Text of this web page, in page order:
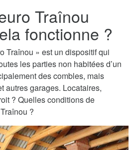
Traînou
fonctionne ?
Traînou » est un dispositif qui
les parties non habitées d’un
des combles, mais
autres garages. Locataires,
? Quelles conditions de
?